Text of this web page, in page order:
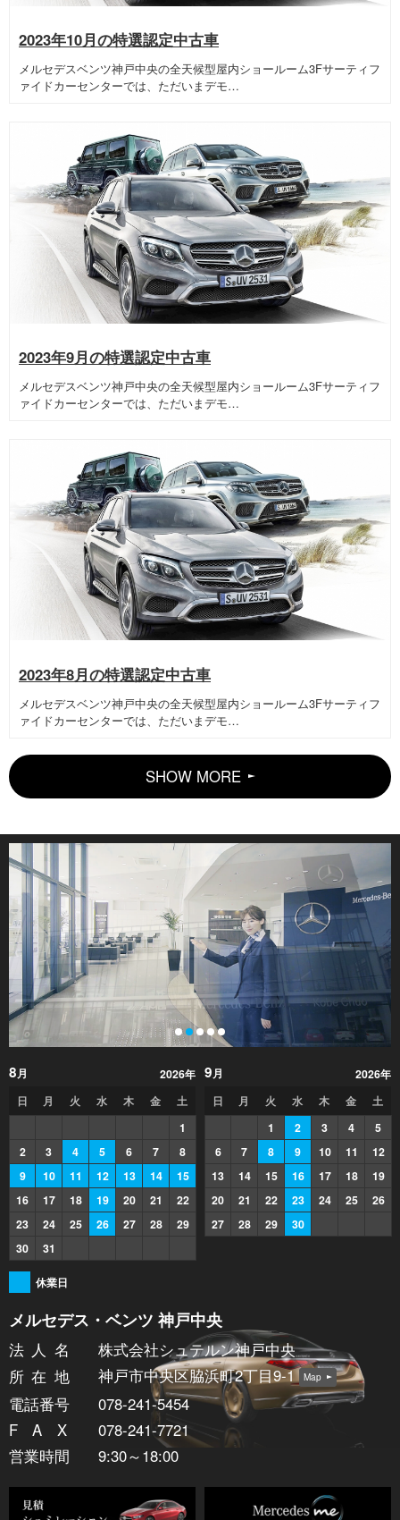
2023年10月の特選認定中古車
メルセデスベンツ神戸中央の全天候型屋内ショールーム3Fサーティフ
ァイドカーセンターでは、ただいまデモ…
2023年9月の特選認定中古車
メルセデスベンツ神戸中央の全天候型屋内ショールーム3Fサーティフ
ァイドカーセンターでは、ただいまデモ…
2023年8月の特選認定中古車
メルセデスベンツ神戸中央の全天候型屋内ショールーム3Fサーティフ
ァイドカーセンターでは、ただいまデモ…
SHOW MORE
8月
2026年
日
月 火 水 木 金
土
1
2
3 4 5 6 7
8
9
10 11 12 13 14
15
16
17 18 19 20 21
22
23
24 25 26 27 28
29
30
31
9月
2026年
日
月 火 水 木 金
土
1
2 3 4
5
6
7 8 9 10 11
12
13
14 15 16 17 18
19
20
21 22 23 24 25
26
27
28 29 30
休業日
メルセデス・ベンツ 神戸中央
法人 名
株式会社シュテルン神戸中央
所在 地 神戸市中央区脇浜町2丁目9-1 Map
電話番号
078-241-5454
FA X
078-241-7721
営業時間
9:30～18:00